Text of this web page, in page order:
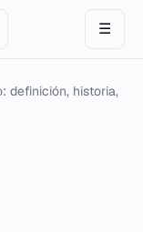
☰
definición, historia,